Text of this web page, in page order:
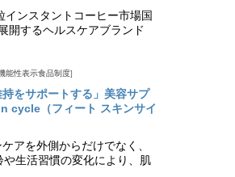
ンスタントコーヒー市場国
開するヘルスケアブランド
能性表示食品制度
をサポートする」美容サプ
cycle（フィート スキンサイ
アを外側からだけでなく、
生活習慣の変化により、肌